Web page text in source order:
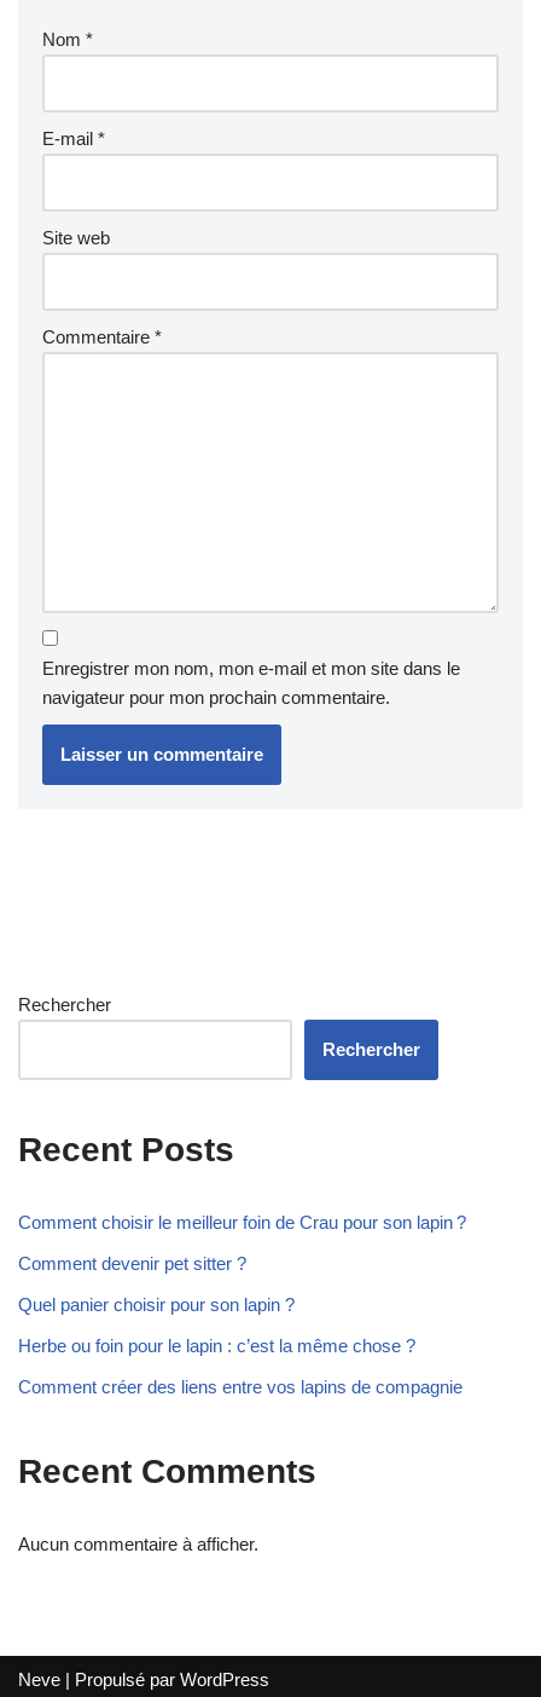
Nom *
E-mail *
Site web
Commentaire *
Enregistrer mon nom, mon e-mail et mon site dans le
navigateur pour mon prochain commentaire.
Rechercher
Rechercher
Recent Posts
Comment choisir le meilleur foin de Crau pour son lapin ?
Comment devenir pet sitter ?
Quel panier choisir pour son lapin ?
Herbe ou foin pour le lapin : c’est la même chose ?
Comment créer des liens entre vos lapins de compagnie
Recent Comments
Aucun commentaire à afficher.
Neve | Propulsé par WordPress